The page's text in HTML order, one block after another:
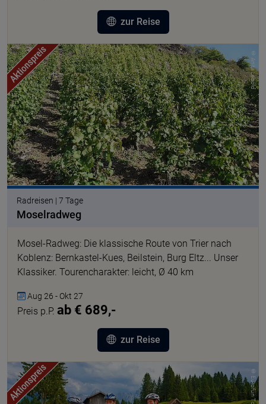
zur Reise
© Anita Lebold
Radreisen | 7 Tage
Moselradweg
Mosel-Radweg: Die klassische Route von Trier nach
Koblenz: Bernkastel-Kues, Beilstein, Burg Eltz... Unser
Klassiker. Tourencharakter: leicht, Ø 40 km
Aug 26 - Okt 27
Preis p.P. ab € 689,-
zur Reise